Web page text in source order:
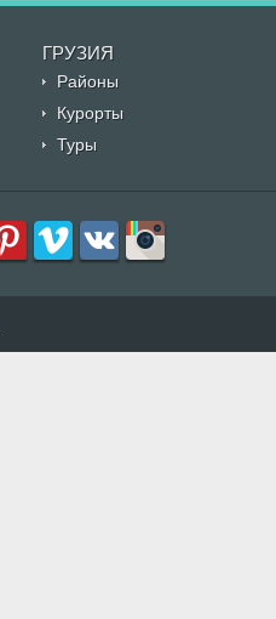
ГРУЗИЯ
Районы
Курорты
Туры